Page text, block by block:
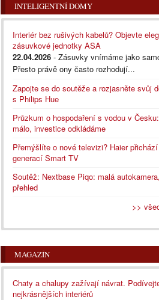
INTELIGENTNÍ DOMY
Interiér bez rušivých kabelů? Objevte
zásuvkové jednotky ASA
22.04.2026 - Zásuvky vnímáme jako
Přesto právě ony často rozhodují...
Zapojte se do soutěže a rozjasněte svůj
s Philips Hue
Průzkum o hospodaření s vodou v
málo, investice odkládáme
Přemýšlíte o nové televizi? Haier
generací Smart TV
Soutěž: Nextbase Piqo: malá
přehled
>>
MAGAZÍN
Chaty a chalupy zažívají návrat.
nejkrásnějších interiérů